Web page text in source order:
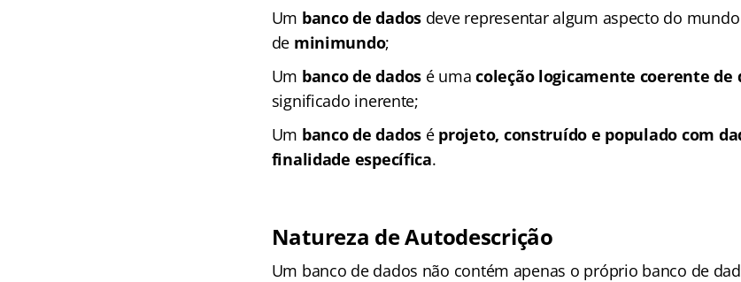
Um banco de dados deve representar algum aspecto do
de minimundo;
Um banco de dados é umacoleção logicamente coerente de
significado inerente;
Um banco de dados é projeto, construído e populado com
finalidade específica.
Natureza de Autodescrição
Um banco de dados não contém apenas o próprio banco de